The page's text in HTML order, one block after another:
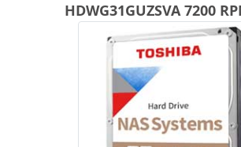
HDWG31GUZSVA 7200